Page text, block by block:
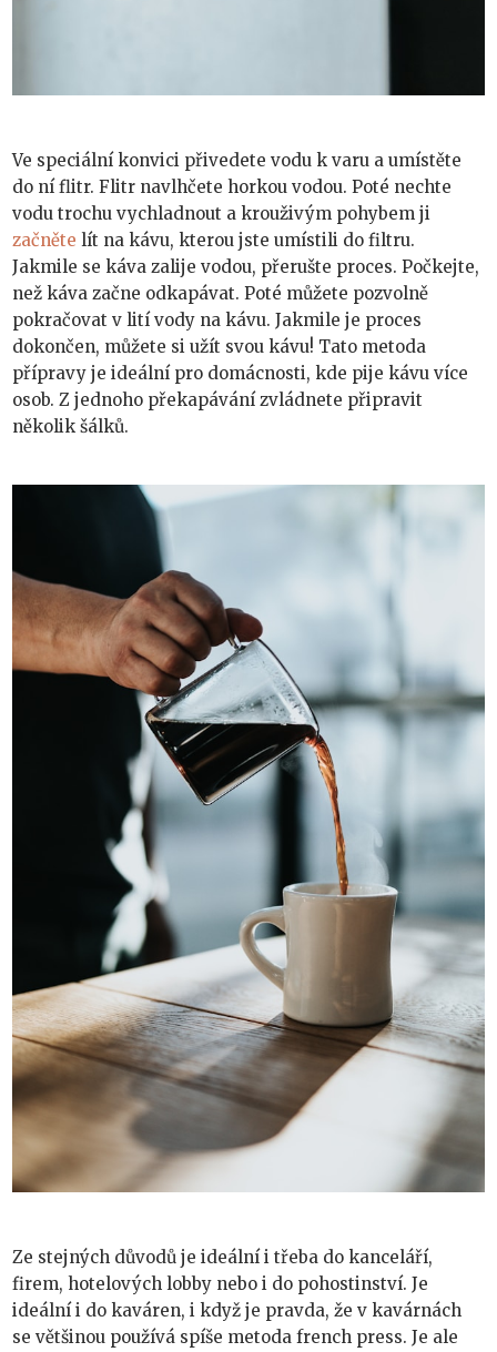
Ve speciální konvici přivedete vodu k varu a umístěte
do ní flitr. Flitr navlhčete horkou vodou. Poté nechte
vodu trochu vychladnout a krouživým pohybem ji
začněte lít na kávu, kterou jste umístili do filtru.
Jakmile se káva zalije vodou, přerušte proces. Počkejte,
než káva začne odkapávat. Poté můžete pozvolně
pokračovat v lití vody na kávu. Jakmile je proces
dokončen, můžete si užít svou kávu! Tato metoda
přípravy je ideální pro domácnosti, kde pije kávu více
osob. Z jednoho překapávání zvládnete připravit
několik šálků.
Ze stejných důvodů je ideální i třeba do kanceláří,
firem, hotelových lobby nebo i do pohostinství. Je
ideální i do kaváren, i když je pravda, že v kavárnách
se většinou používá spíše metoda french press. Je ale